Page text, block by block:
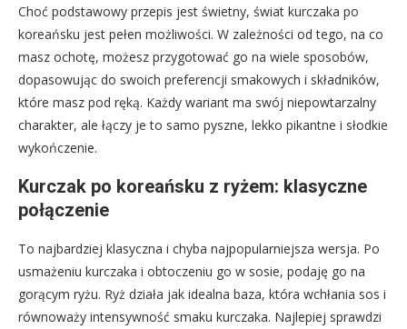
Choć podstawowy przepis jest świetny, świat kurczaka po
koreańsku jest pełen możliwości. W zależności od tego, na co
masz ochotę, możesz przygotować go na wiele sposobów,
dopasowując do swoich preferencji smakowych i składników,
które masz pod ręką. Każdy wariant ma swój niepowtarzalny
charakter, ale łączy je to samo pyszne, lekko pikantne i słodkie
wykończenie.
Kurczak po koreańsku z ryżem: klasyczne
połączenie
To najbardziej klasyczna i chyba najpopularniejsza wersja. Po
usmażeniu kurczaka i obtoczeniu go w sosie, podaję go na
gorącym ryżu. Ryż działa jak idealna baza, która wchłania sos i
równoważy intensywność smaku kurczaka. Najlepiej sprawdzi